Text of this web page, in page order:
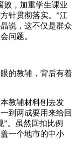
，加重学生课业
针贯彻落实。”江
说，这不仅是群众
问题。
的教辅，背后有着
教辅材料刨去发
到两成要用来给回
。虽然回扣比例
一个地市的中小